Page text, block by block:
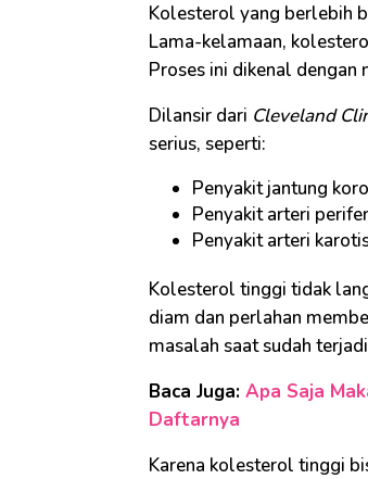
Kolesterol yang berlebih
Lama-kelamaan,
Proses ini dikenal dengan
Dilansir dari Cleveland
serius, seperti:
Penyakit jantung
Penyakit arteri perifer
Penyakit arteri
Kolesterol tinggi tidak
diam dan perlahan
masalah saat sudah
Baca Juga: Apa Saja
Daftarnya
Karena kolesterol tinggi